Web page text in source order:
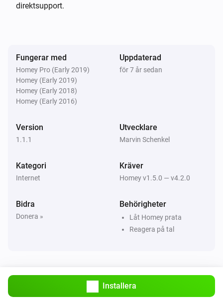
direktsupport.
Fungerar med
Homey Pro (Early 2019)
Homey (Early 2019)
Homey (Early 2018)
Homey (Early 2016)
Uppdaterad
för 7 år sedan
Version
1.1.1
Utvecklare
Marvin Schenkel
Kategori
Internet
Kräver
Homey v1.5.0 — v4.2.0
Bidra
Donera »
Behörigheter
Låt Homey prata
Reagera på tal
Installera